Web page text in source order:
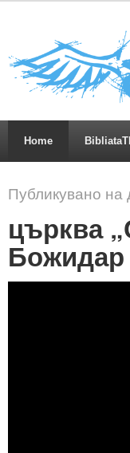
Home
Публикувано на
църква